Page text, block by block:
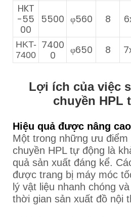
HKT
-55
00
5500 φ560 8
HKT-
7400
7400
0
φ650 8
Lợi ích của việc
chuyền HPL
Hiệu quả được nâng cao
Một trong những ưu
chuyền HPL tự động là
quả sản xuất đáng kể.
được trang bị máy móc
lý vật liệu nhanh chóng
thời gian sản xuất đồ nội